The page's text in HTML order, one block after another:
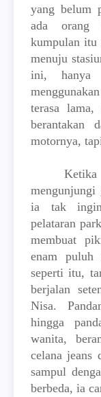
yang belum
ada orang
kumpulan itu
menuju
ini,
terasa
berantakan
motornya,
Ketika
mengunjungi
ia tak
pelataran
membuat
enam
seperti itu,
berjalan
Nisa.
hingga
wanita,
celana jeans
sampul
berbeda, ia